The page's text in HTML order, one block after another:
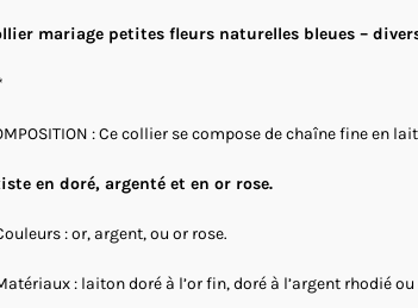
mariage petites fleurs naturelles bleues –
: Ce collier se compose de chaîne fine en
en doré, argenté et en or rose.
: or, argent, ou or rose.
: laiton doré à l’or fin, doré à l’argent rhodié